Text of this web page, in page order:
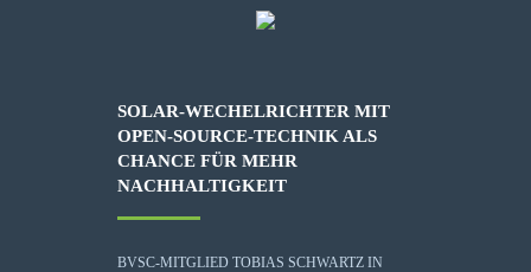
SOLAR-WECHELRICHTER MIT
OPEN-SOURCE-TECHNIK ALS
CHANCE FÜR MEHR
NACHHALTIGKEIT
BVSC-MITGLIED TOBIAS SCHWARTZ IN